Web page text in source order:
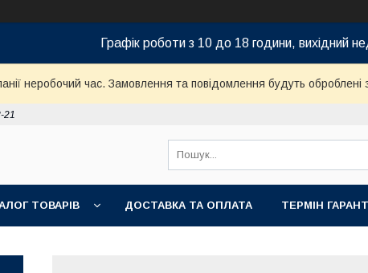
Графік роботи з 10 до 18 години, вихідний
неробочий час. Замовлення та повідомлення будуть
21
ТОВАРІВ ДОСТАВКА ТА ОПЛАТА ТЕРМІН